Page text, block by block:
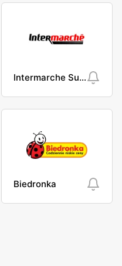
Intermarche Super
Biedronka